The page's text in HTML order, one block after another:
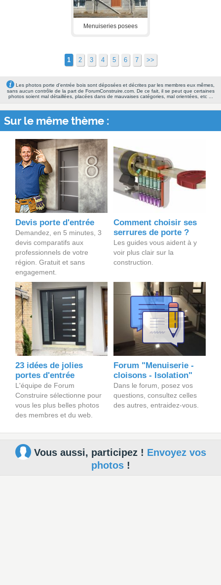
Menuiseries posees
1 2 3 4 5 6 7 >>
Les photos porte d'entrée bois sont déposées et décrites par les membres eux mêmes,
sans aucun contrôle de la part de ForumConstruire.com. De ce fait, il se peut que certaines
photos soient mal détaillées, placées dans de mauvaises catégories, mal orientées, etc ...
Sur le même thème :
Devis porte d'entrée
Demandez, en 5 minutes, 3
devis comparatifs aux
professionnels de votre
région. Gratuit et sans
engagement.
Comment choisir ses
serrures de porte ?
Les guides vous aident à y
voir plus clair sur la
construction.
23 idées de jolies
portes d'entrée
L'équipe de Forum
Construire sélectionne pour
vous les plus belles photos
des membres et du web.
Forum "Menuiserie -
cloisons - Isolation"
Dans le forum, posez vos
questions, consultez celles
des autres, entraidez-vous.
Vous aussi, participez ! Envoyez vos
photos!